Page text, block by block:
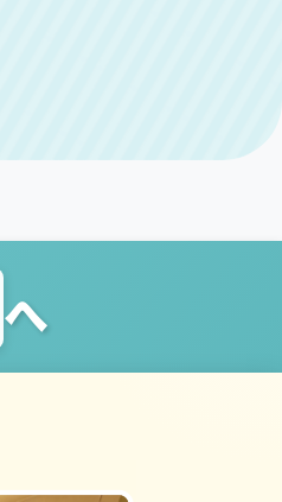
へ